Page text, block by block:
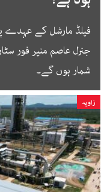
فیلڈ مارشل کے عہدے
جنرل عاصم منیر فور
شمار ہوں گے۔
زاویہ